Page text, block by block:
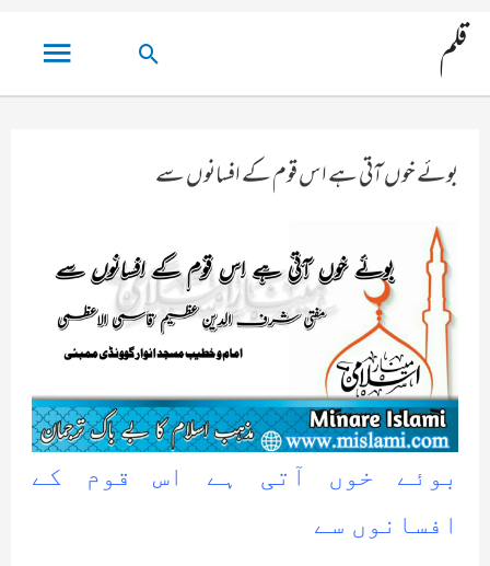
قلم
مین
مینو
تلاش
کریں۔
بوئے خوں آتی ہے اس قوم کے افسانوں سے
بوئے خوں آتی ہے اس قوم کے
افسانوں سے